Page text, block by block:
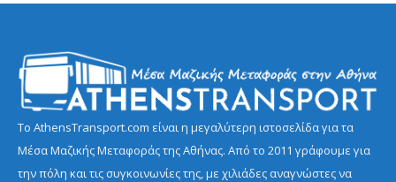
Το AthensTransport.com είναι η μεγαλύτερη ιστοσελίδα για τα
Μέσα Μαζικής Μεταφοράς της Αθήνας. Από το 2011 γράφουμε για
την πόλη και τις συγκοινωνίες της, με χιλιάδες αναγνώστες να